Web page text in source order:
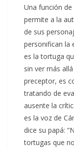
Una función
permite a la
de sus
personifican la
es la tortuga
sin ver más
preceptor, es
tratando de
ausente la
es la voz de
dice su papá:
tortugas que